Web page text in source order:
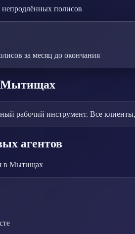
непродлённых полисов
за месяц до окончания
рабочий инструмент. Все
агентов
в Мытищах